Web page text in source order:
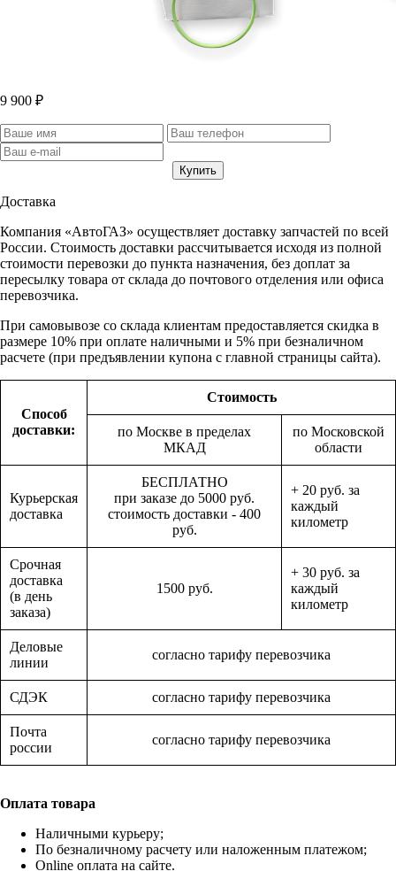
9 900 ₽
Доставка
Компания «АвтоГАЗ» осуществляет доставку запчастей по всей
России. Стоимость доставки рассчитывается исходя из полной
стоимости перевозки до пункта назначения, без доплат за
пересылку товара от склада до почтового отделения или офиса
перевозчика.
При самовывозе со склада клиентам предоставляется скидка в
размере 10% при оплате наличными и 5% при безналичном
расчете (при предъявлении купона с главной страницы сайта).
Способ
доставки:
Стоимость
по Москве в пределах
МКАД
по Московской
области
Курьерская
доставка
БЕСПЛАТНО
при заказе до 5000 руб.
стоимость доставки - 400
руб.
+ 20 руб. за
каждый
километр
Срочная
доставка
(в день
заказа)
1500 руб.
+ 30 руб. за
каждый
километр
Деловые
линии
согласно тарифу перевозчика
СДЭК согласно тарифу перевозчика
Почта
россии
согласно тарифу перевозчика
Оплата товара
Наличными курьеру;
По безналичному расчету или наложенным платежом;
Online оплата на сайте.